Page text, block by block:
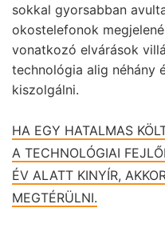
sokkal gyorsabban
okostelefonok
vonatkozó elvárások
technológia alig néhány
kiszolgálni.
HA EGY HATALMAS
A TECHNOLÓGIAI
ÉV ALATT KINYÍR,
MEGTÉRÜLNI.